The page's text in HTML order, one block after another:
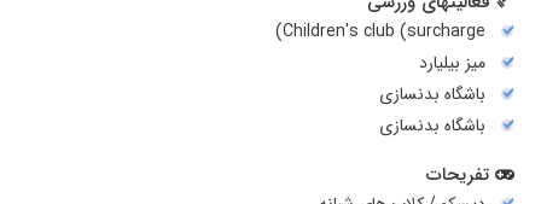
Children's club (surcharge)
میز بیلیارد
باشگاه بدنسازی
باشگاه بدنسازی
تفریحات